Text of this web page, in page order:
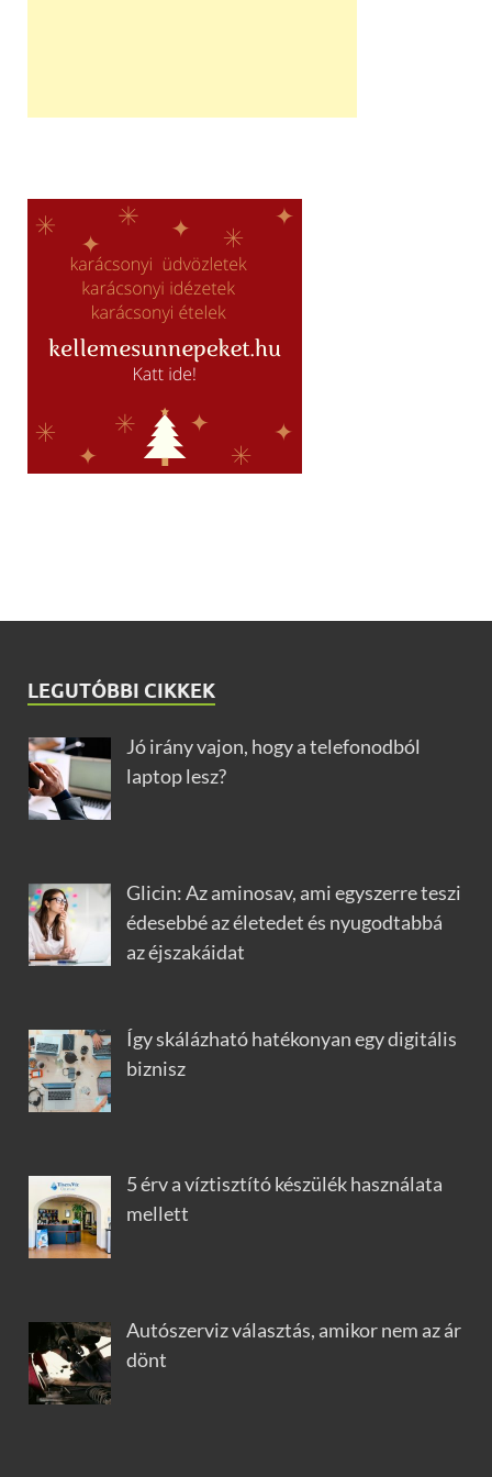
LEGUTÓBBI CIKKEK
Jó irány vajon, hogy a telefonodból
laptop lesz?
Glicin: Az aminosav, ami egyszerre teszi
édesebbé az életedet és nyugodtabbá
az éjszakáidat
Így skálázható hatékonyan egy digitális
biznisz
5 érv a víztisztító készülék használata
mellett
Autószerviz választás, amikor nem az ár
dönt